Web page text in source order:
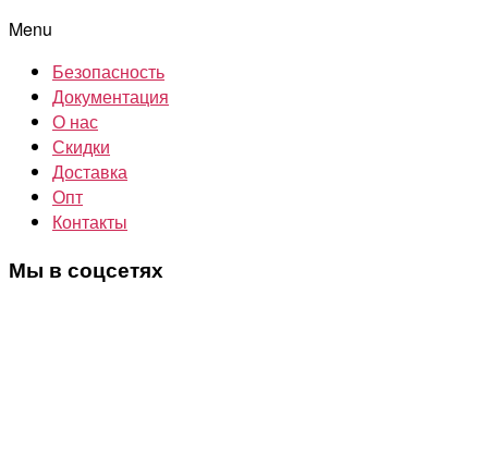
Menu
Безопасность
Документация
О нас
Скидки
Доставка
Опт
Контакты
Мы в соцсетях